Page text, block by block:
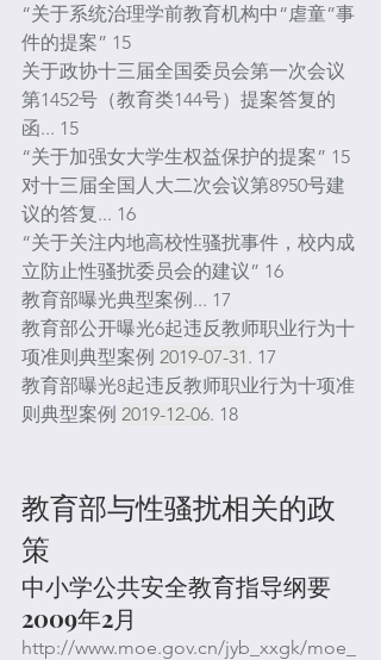
“关于系统治理学前教育机构中“虐童”事
件的提案” 15
关于政协十三届全国委员会第一次会议
第1452号（教育类144号）提案答复的
函... 15
“关于加强女大学生权益保护的提案” 15
对十三届全国人大二次会议第8950号建
议的答复... 16
“关于关注内地高校性骚扰事件，校内成
立防止性骚扰委员会的建议” 16
教育部曝光典型案例... 17
教育部公开曝光6起违反教师职业行为十
项准则典型案例 2019-07-31 . 17
教育部曝光8起违反教师职业行为十项准
则典型案例 2019-12-06. 18
教育部与性骚扰相关的政
策
中小学公共安全教育指导纲要
2009年2月
http://www.moe.gov.cn/jyb_xxgk/moe_